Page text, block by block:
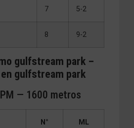
7 5-2
8 9-2
gulfstream park –
gulfstream park
— 1600 metros
N° ML